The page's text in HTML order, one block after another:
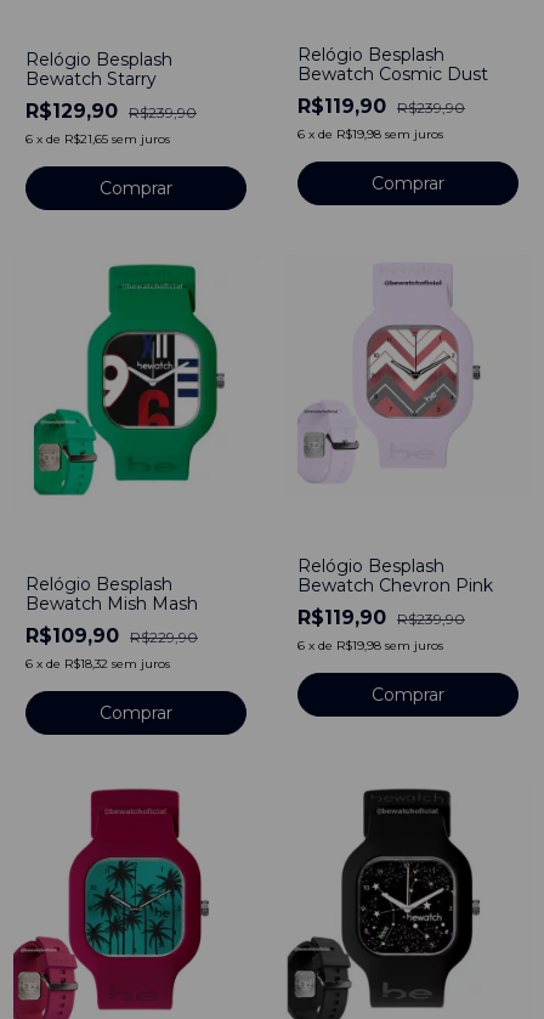
Relógio Besplash
Bewatch Starry
R$129,90 R$239,90
6 x de R$21,65 sem juros
Relógio Besplash
Bewatch Cosmic Dust
R$119,90 R$239,90
6 x de R$19,98 sem juros
Relógio Besplash
Bewatch Mish Mash
R$109,90 R$229,90
6 x de R$18,32 sem juros
Relógio Besplash
Bewatch Chevron Pink
R$119,90 R$239,90
6 x de R$19,98 sem juros